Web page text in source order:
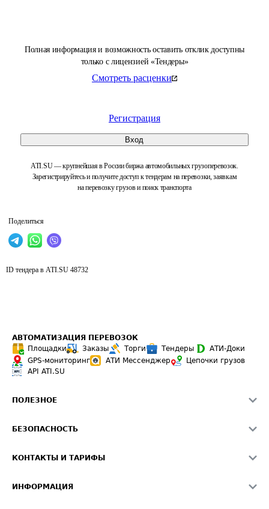
Полная информация и возможность оставить отклик доступны
только с лицензией «Тендеры»
Смотреть расценки
Регистрация
Вход
ATI.SU — крупнейшая в России биржа автомобильных грузоперевозок.
Зарегистрируйтесь и получите доступ к тендерам на перевозки, заявкам
на перевозку грузов и поиск транспорта
Поделиться
ID тендера в ATI.SU 48732
АВТОМАТИЗАЦИЯ ПЕРЕВОЗОК
Площадки
Заказы Торги Тендеры
АТИ-Доки
GPS-мониторинг
АТИ Мессенджер
Цепочки грузов
API ATI.SU
ПОЛЕЗНОЕ
Звезды ATI.SU на вашем сайте
Средние ставки
БЕЗОПАСНОСТЬ
Светофор+
КОНТАКТЫ И ТАРИФЫ
ИНФОРМАЦИЯ